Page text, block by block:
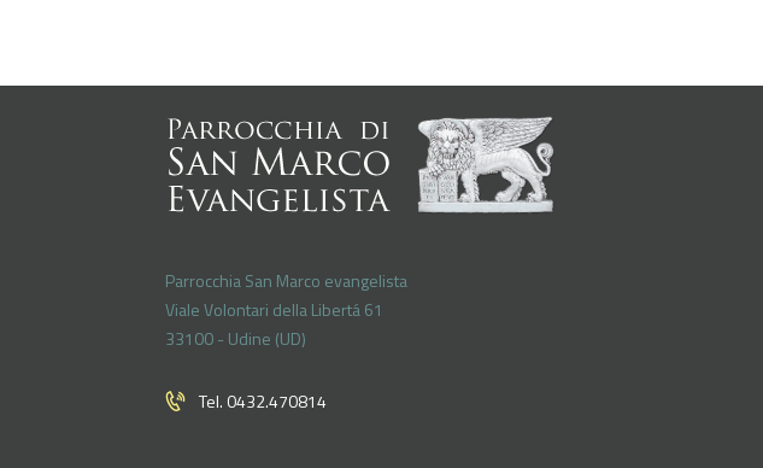
Parrocchia San Marco evangelista
Viale Volontari della Libertá 61
33100 - Udine (UD)
Tel. 0432.470814